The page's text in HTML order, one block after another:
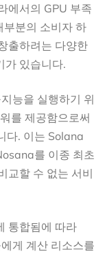
에서의 GPU 부족
분의 소비자 하
출하려는 다양한
가 있습니다.
능을 실행하기 위
를 제공함으로써
다. 이는 Solana
를 이종 최초
교할 수 없는 서비
통합됨에 따라
게 계산 리소스를